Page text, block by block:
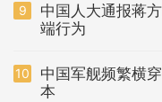
9
中国人大通报蒋
端行为
10
中国军舰频繁横
本